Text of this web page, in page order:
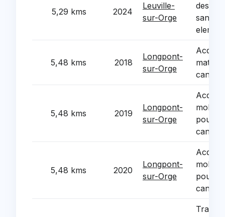
5,29 kms 2024
Leuville-
sur-Orge
des
5,48 kms 2018
Longpont-
sur-Orge
5,48 kms 2019
Longpont-
sur-Orge
pour
5,48 kms 2020
Longpont-
sur-Orge
pour